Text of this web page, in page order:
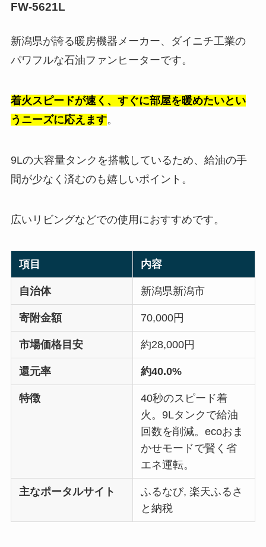
FW-5621L
新潟県が誇る暖房機器メーカー、ダイニチ工業の
パワフルな石油ファンヒーターです。
着火スピードが速く、すぐに部屋を暖めたいとい
うニーズに応えます。
9Lの大容量タンクを搭載しているため、給油の手
間が少なく済むのも嬉しいポイント。
広いリビングなどでの使用におすすめです。
項目 内容
自治体 新潟県新潟市
寄附金額 70,000円
市場価格目安 約28,000円
還元率 約40.0%
特徴
40秒のスピード着
火。9Lタンクで給油
回数を削減。ecoおま
かせモードで賢く省
エネ運転。
主なポータルサイト
ふるなび, 楽天ふるさ
と納税